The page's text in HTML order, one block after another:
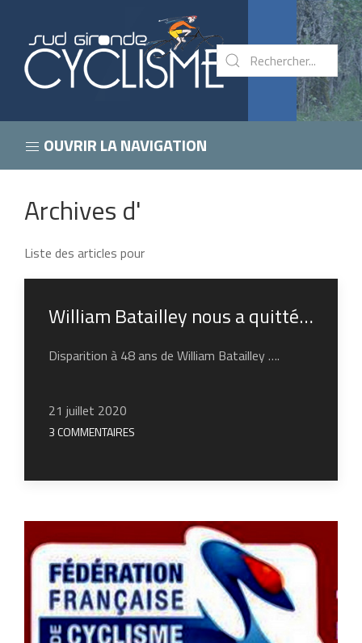
OUVRIR LA NAVIGATION
Archives d'
Liste des articles pour
William Batailley nous a quitté…
Disparition à 48 ans de William Batailley ….
21 juillet 2020
3 COMMENTAIRES